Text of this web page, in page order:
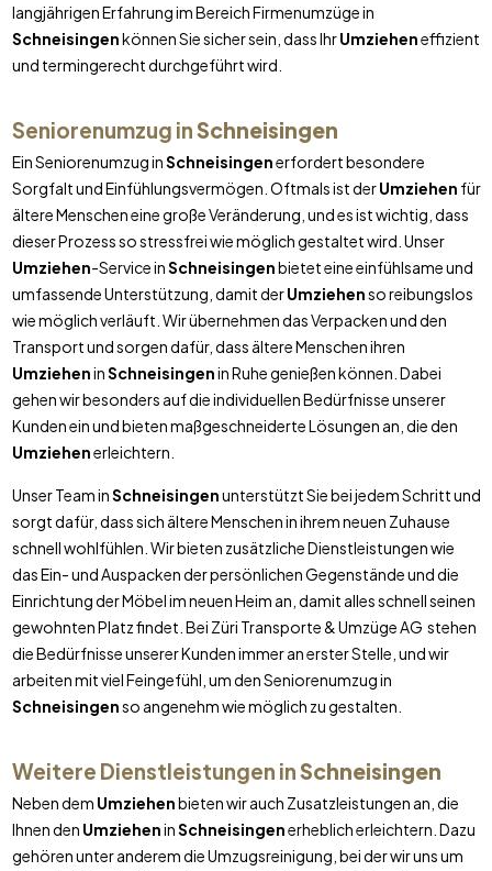
langjährigen Erfahrung im Bereich Firmenumzüge in
Schneisingenkönnen Sie sicher sein, dass IhrUmzieheneffizient
und termingerecht durchgeführt wird.
Seniorenumzug inSchneisingen
Ein Seniorenumzug inSchneisingenerfordert besondere
Sorgfalt und Einfühlungsvermögen. Oftmals ist derUmziehen für
ältere Menschen eine große Veränderung, und es ist wichtig, dass
dieser Prozess so stressfrei wie möglich gestaltet wird. Unser
Umziehen-Service inSchneisingenbietet eine einfühlsame und
umfassende Unterstützung, damit derUmziehenso reibungslos
wie möglich verläuft. Wir übernehmen das Verpacken und den
Transport und sorgen dafür, dass ältere Menschen ihren
UmzieheninSchneisingenin Ruhe genießen können. Dabei
gehen wir besonders auf die individuellen Bedürfnisse unserer
Kunden ein und bieten maßgeschneiderte Lösungen an, die den
Umziehenerleichtern.
Unser Team inSchneisingenunterstützt Sie bei jedem Schritt und
sorgt dafür, dass sich ältere Menschen in ihrem neuen Zuhause
schnell wohlfühlen. Wir bieten zusätzliche Dienstleistungen wie
das Ein- und Auspacken der persönlichen Gegenstände und die
Einrichtung der Möbel im neuen Heim an, damit alles schnell seinen
gewohnten Platz findet. Bei Züri Transporte & Umzüge AG stehen
die Bedürfnisse unserer Kunden immer an erster Stelle, und wir
arbeiten mit viel Feingefühl, um den Seniorenumzug in
Schneisingenso angenehm wie möglich zu gestalten.
Weitere Dienstleistungen inSchneisingen
Neben dem Umziehenbieten wir auch Zusatzleistungen an, die
Ihnen den UmzieheninSchneisingenerheblich erleichtern. Dazu
gehören unter anderem die Umzugsreinigung, bei der wir uns um